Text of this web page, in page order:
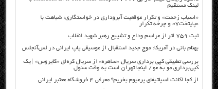
لینک مستقیم
«اسباب زحمت» و تکرار موقعیت آبروداری در خواستگاری؛ شباهت با
«پایتخت۷» و چرخه تکرار
ثبت ۷۵۹ اثر از مراسم وداع و تشییع رهبر شهید انقلاب
بهنام بانی در آمریکا: موج جدید استقبال از موسیقی پاپ ایرانی در لس‌آنجلس
بررسی تطبیقی کپی برداری سریال «ساهره» از سریال کره‌ای «کایروس» | یک
کپی‌برداری مو به مو / اینجا تهران است به وقت سئول
از کجا اکانت اسپاتیفای پرمیوم بخریم؟ معرفی ۴ فروشگاه معتبر ایرانی